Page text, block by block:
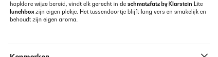
hapklare wijze bereid, vindt elk gerecht in de schmatzfatz by Klarstein Lite
lunchbox zijn eigen plekje. Het tussendoortje blijft lang vers en smakelijk en
behoudt zijn eigen aroma.